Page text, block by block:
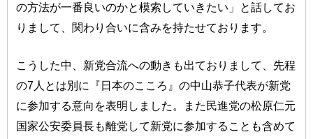
の方法が一番良いのかと模索していきたい」と話してお
りまして、関わり合いに含みを持たせております。
こうした中、新党合流への動きも出ておりまして、先程
の7人とは別に『日本のこころ』の中山恭子代表が新党
に参加する意向を表明しました。また民進党の松原仁元
国家公安委員長も離党して新党に参加することも含めて